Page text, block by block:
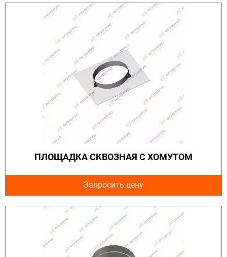
ПЛОЩАДКА СКВОЗНАЯ С ХОМУТОМ
Запросить цену